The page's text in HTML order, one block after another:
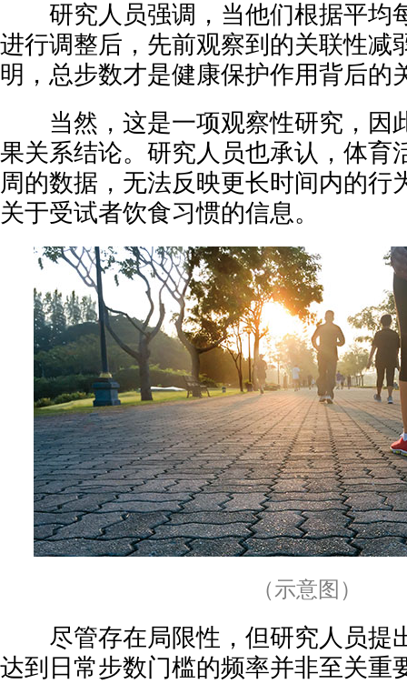
研究人员强调，当他们根据平均
进行调整后，先前观察到的关联性减
明，总步数才是健康保护作用背后的
当然，这是一项观察性研究，因
果关系结论。研究人员也承认，体育
周的数据，无法反映更长时间内的行
关于受试者饮食习惯的信息。
（示意图）
尽管存在局限性，但研究人员提
达到日常步数门槛的频率并非至关重